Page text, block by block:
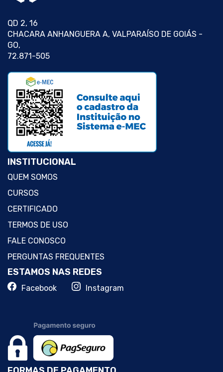
QD 2, 16
CHACARA ANHANGUERA A, VALPARAÍSO DE GOIÁS -
GO,
72.871-505
INSTITUCIONAL
QUEM SOMOS
CURSOS
CERTIFICADO
TERMOS DE USO
FALE CONOSCO
PERGUNTAS FREQUENTES
ESTAMOS NAS REDES
Facebook Instagram